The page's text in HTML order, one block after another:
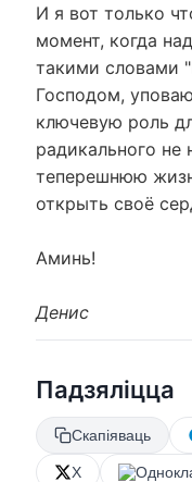
И я вот только
момент, когда
такими словами
Господом,
ключевую роль
радикального не
теперешнюю
открыть своё
Аминь!
Денис
Падзяліцца
Скапіяваць
X